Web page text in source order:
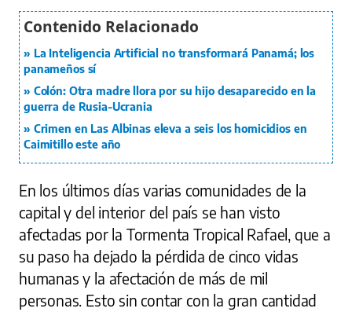
La Inteligencia Artificial no transformará Panamá; los
panameños sí
Colón: Otra madre llora por su hijo desaparecido en la
guerra de Rusia-Ucrania
Crimen en Las Albinas eleva a seis los homicidios en
Caimitillo este año
En los últimos días varias comunidades de la
capital y del interior del país se han visto
afectadas por la Tormenta Tropical Rafael, que a
su paso ha dejado la pérdida de cinco vidas
humanas y la afectación de más de mil
personas. Esto sin contar con la gran cantidad